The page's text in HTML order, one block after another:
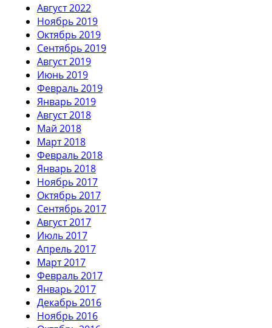
Август 2022
Ноябрь 2019
Октябрь 2019
Сентябрь 2019
Август 2019
Июнь 2019
Февраль 2019
Январь 2019
Август 2018
Май 2018
Март 2018
Февраль 2018
Январь 2018
Ноябрь 2017
Октябрь 2017
Сентябрь 2017
Август 2017
Июль 2017
Апрель 2017
Март 2017
Февраль 2017
Январь 2017
Декабрь 2016
Ноябрь 2016